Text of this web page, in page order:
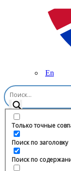
En
Только точные
Поиск по заголовку
Поиск по
Главная